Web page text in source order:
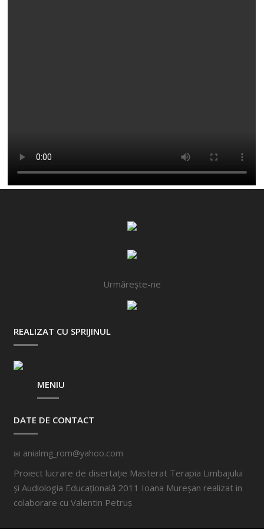
Urmărește-ne
REALIZAT CU SPRIJINUL
MENIU
DATE DE CONTACT
anialmg_rom@yahoo.com
Proiect lucrare de disertație Masterat Terapia Limbajului
și Audiologia Educațională 2011 Ioana Mureșan realizat in
colaborare cuValentin Petruș